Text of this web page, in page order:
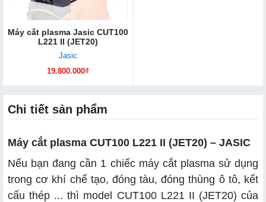
Máy cắt plasma Jasic CUT100
L221 II (JET20)
Jasic
19.800.000₫
Chi tiết sản phẩm
Máy cắt plasma CUT100 L221 II (JET20) – JASIC
Nếu bạn đang cần 1 chiếc máy cắt plasma sử dụng
trong cơ khí chế tạo, đóng tàu, đóng thùng ô tô, kết
cấu thép ... thì model CUT100 L221 II (JET20) của